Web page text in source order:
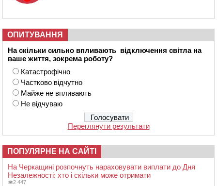
ОПИТУВАННЯ
На скільки сильно впливають відключення світла на
ваше життя, зокрема роботу?
Катастрофічно
Частково відчутно
Майже не впливають
Не відчуваю
Переглянути результати
ПОПУЛЯРНЕ НА САЙТІ
На Черкащині розпочнуть нараховувати виплати до Дня
Незалежності: хто і скільки може отримати
2 447